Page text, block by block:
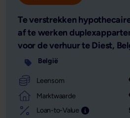
Te verstrekken
af te werken
voor de verhuur te Diest,
België
Leensom
Marktwaarde
Loan-to-Value
Leensom